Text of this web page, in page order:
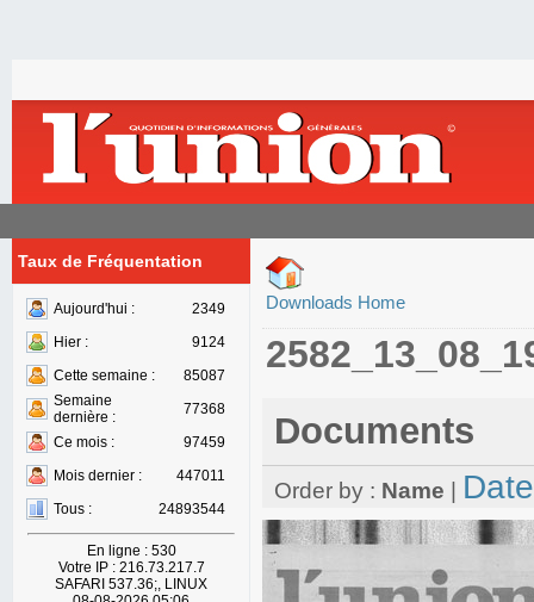
Taux de Fréquentation
Aujourd'hui :
2349
Hier :
9124
Cette semaine :
85087
Semaine
dernière :
77368
Ce mois :
97459
Mois dernier :
447011
Tous :
24893544
En ligne : 530
Votre IP : 216.73.217.7
SAFARI 537.36;, LINUX
Downloads Home
Documents
Order by : Name Date